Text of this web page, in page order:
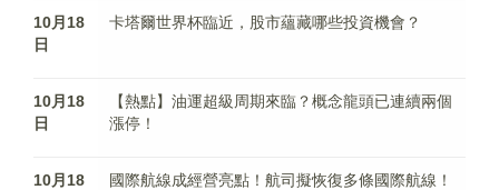
10月18
日
卡塔爾世界杯臨近，股市蘊藏哪些投資機會？
10月18
日
【熱點】油運超級周期來臨？概念龍頭已連續兩個
漲停！
10月18
國際航線成經營亮點！航司擬恢復多條國際航線！